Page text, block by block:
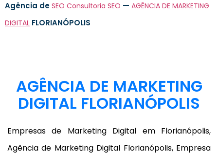
Agência de SEO Consultoria SEO — AGÊNCIA DE MARKETING
DIGITAL FLORIANÓPOLIS
AGÊNCIA DE MARKETING
DIGITAL FLORIANÓPOLIS
Empresas de Marketing Digital em Florianópolis,
Agência de Marketing Digital Florianópolis, Empresa